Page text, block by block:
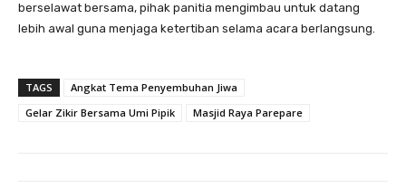
berselawat bersama, pihak panitia mengimbau untuk datang
lebih awal guna menjaga ketertiban selama acara berlangsung.
TAGS
Angkat Tema Penyembuhan Jiwa
Gelar Zikir Bersama Umi Pipik
Masjid Raya Parepare